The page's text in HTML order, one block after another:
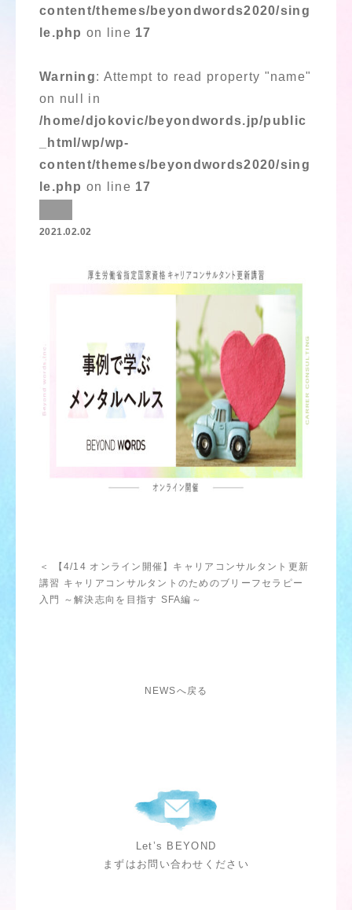
content/themes/beyondwords2020/sing
le.php on line 17
Warning: Attempt to read property "name"
on null in
/home/djokovic/beyondwords.jp/public
_html/wp/wp-
content/themes/beyondwords2020/sing
le.php on line 17
2021.02.02
＜ 【4/14 オンライン開催】キャリアコンサルタント更新
講習 キャリアコンサルタントのためのブリーフセラピー
入門 ～解決志向を目指す SFA編～
NEWSへ戻る
Let’s BEYOND
まずはお問い合わせください